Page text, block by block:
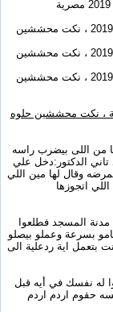
نكت محششين 2019 ، اجمل نكت محششين مضحكة 2019 ، نكت محششين
نكت محششين 2019 ، اجمل نكت محششين مضحكة 2019 ، نكت محششين
نكت محششين 2019 ، اجمل نكت محششين مضحكة 2019 ، نكت محششين
من اللى بيضرب راسه
الدكتور:دخل علي
وقال لها مين اللي
اتجوزها
المسجد فطلعوا
بسرعة وعملو بيصلو
بتعمل اية ردعلية الى
له نفسك في أيه قبل
حقوم اردم اردم